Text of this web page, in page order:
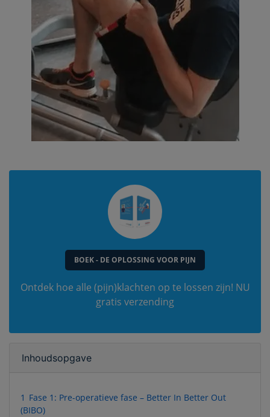
BOEK - DE OPLOSSING VOOR PIJN
Ontdek hoe alle (pijn)klachten op te lossen zijn! NU
gratis verzending
Inhoudsopgave
1 Fase 1: Pre-operatieve fase – Better In Better Out
(BIBO)